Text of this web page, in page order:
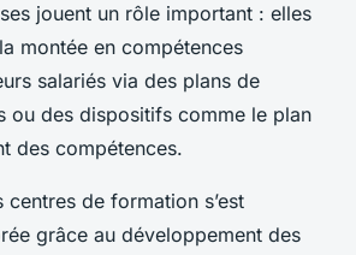
jouent un rôle important : elles
montée en compétences
salariés via des plans de
ou des dispositifs comme le plan
des compétences.
centres de formation s’est
grâce au développement des